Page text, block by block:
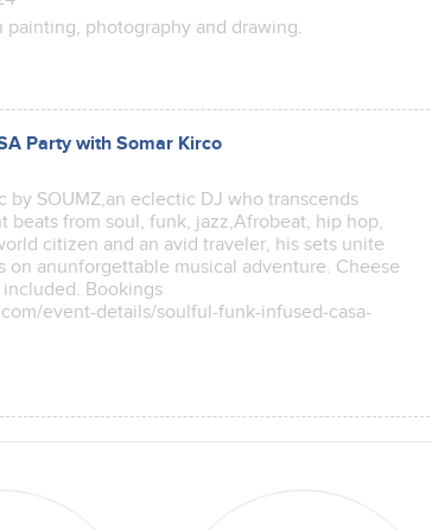
photography and drawing.
Party with Somar Kirco
by SOUMZ,an eclectic DJ who transcends
beats from soul, funk, jazz,Afrobeat, hip hop,
citizen and an avid traveler, his sets unite
on anunforgettable musical adventure. Cheese
included. Bookings
event-details/soulful-funk-infused-casa-